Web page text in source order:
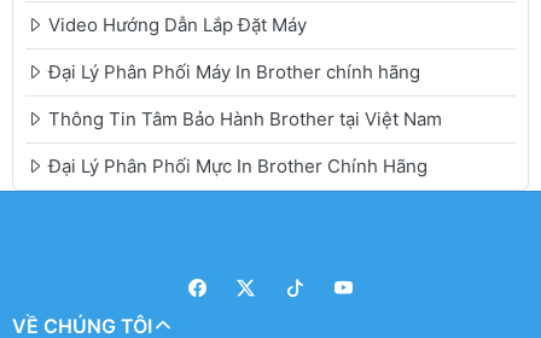
Video Hướng Dẫn Lắp Đặt Máy
Đại Lý Phân Phối Máy In Brother chính hãng
Thông Tin Tâm Bảo Hành Brother tại Việt Nam
Đại Lý Phân Phối Mực In Brother Chính Hãng
VỀ CHÚNG TÔI